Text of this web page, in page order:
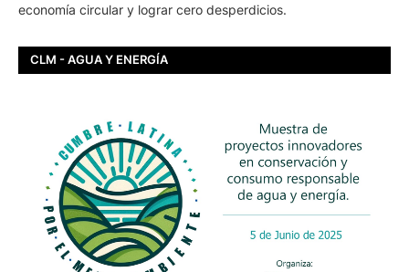
economía circular y lograr cero desperdicios.
CLM - AGUA Y ENERGÍA